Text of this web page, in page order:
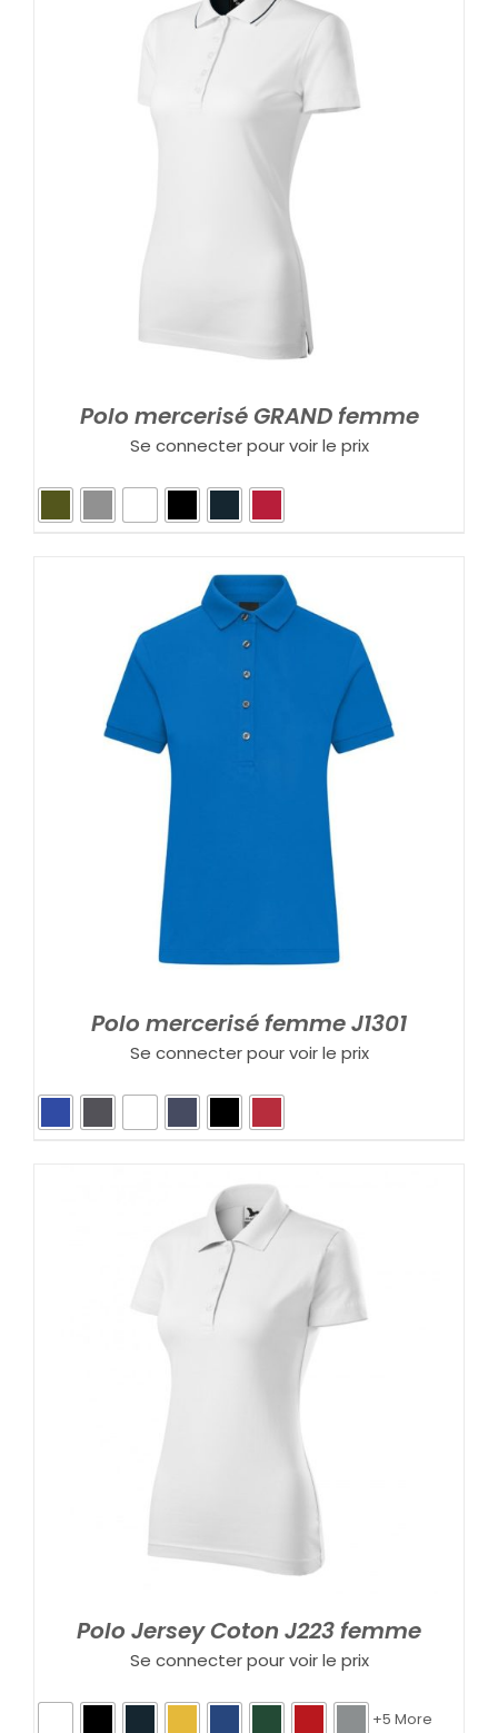
Polo mercerisé GRAND femme
Se connecter pour voir le prix
Polo mercerisé femme J1301
Se connecter pour voir le prix
Polo Jersey Coton J223 femme
Se connecter pour voir le prix
+5 More